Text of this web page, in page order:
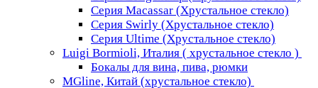
Серия Macassar (Хрустальное стекло)
Серия Swirly (Хрустальное стекло)
Серия Ultime (Хрустальное стекло)
Luigi Bormioli, Италия ( хрустальное стекло )
Бокалы для вина, пива, рюмки
MGline, Китай (хрустальное стекло)